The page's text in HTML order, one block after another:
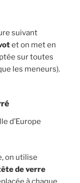
suivant
et on met en
sur toutes
les meneurs).
d’Europe
on utilise
de verre